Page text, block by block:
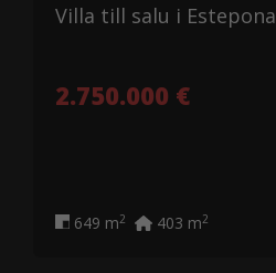
Villa till salu i Estepona
2.750.000 €
649 m2 403 m2